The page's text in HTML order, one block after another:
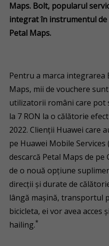
Maps. Bolt, popularul
integrat în instrumentul
Petal Maps.
Pentru a marca
Maps, mii de vouchere
utilizatorii români care pot
la 7 RON la o călătorie
2022. Clienții Huawei care
pe Huawei Mobile Services
descarcă Petal Maps de
de o nouă opțiune
direcții și durate de
lângă mașină, transportul
bicicleta, ei vor avea acces
hailing.*